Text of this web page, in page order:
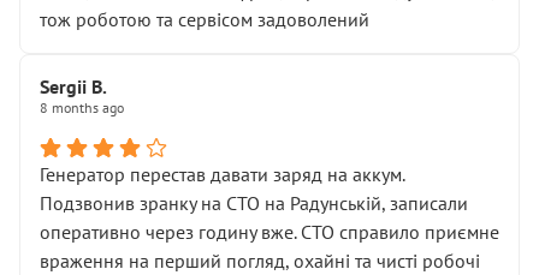
тож роботою та сервісом задоволений
Sergii B.
8 months ago
Генератор перестав давати заряд на аккум.
Подзвонив зранку на СТО на Радунській, записали
оперативно через годину вже. СТО справило приємне
враження на перший погляд, охайні та чисті робочі